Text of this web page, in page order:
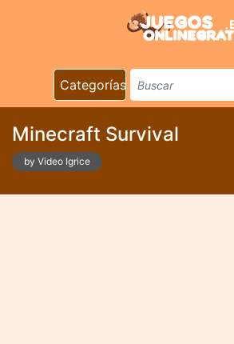
Categorías
Minecraft Survival
by Video Igrice